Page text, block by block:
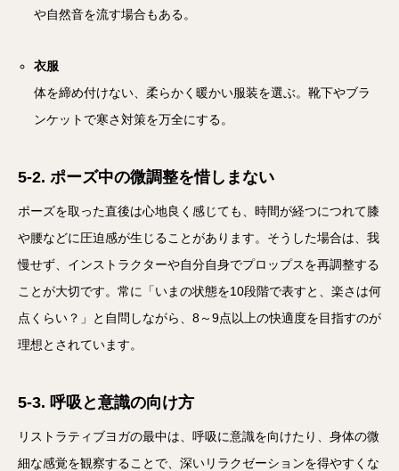
や自然音を流す場合もある。
衣服
体を締め付けない、柔らかく暖かい服装を選ぶ。靴下やブラ
ンケットで寒さ対策を万全にする。
5-2. ポーズ中の微調整を惜しまない
ポーズを取った直後は心地良く感じても、時間が経つにつれて膝
や腰などに圧迫感が生じることがあります。そうした場合は、我
慢せず、インストラクターや自分自身でプロップスを再調整する
ことが大切です。常に「いまの状態を10段階で表すと、楽さは何
点くらい？」と自問しながら、8～9点以上の快適度を目指すのが
理想とされています。
5-3. 呼吸と意識の向け方
リストラティブヨガの最中は、呼吸に意識を向けたり、身体の微
細な感覚を観察することで、深いリラクゼーションを得やすくな